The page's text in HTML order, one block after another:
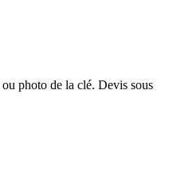
photo de la clé. Devis sous